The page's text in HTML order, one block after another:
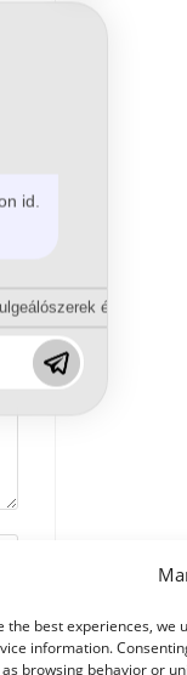
the best experiences, we
information.
browsing behavior or
id.
és